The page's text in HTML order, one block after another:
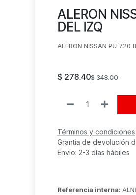
ALERON
DEL IZQ
ALERON NISSAN PU 720
$ 278.40$348.00
Términos y condiciones
Grantía de devolución
Envío: 2-3 días hábiles
Referencia interna: